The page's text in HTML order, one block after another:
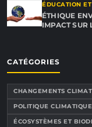
ÉDUCATION
ÉTHIQUE
IMPACT SUR
CATÉGORIES
CHANGEMENTS
POLITIQUE CLIMATIQUE
ÉCOSYSTÈMES ET